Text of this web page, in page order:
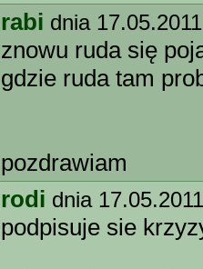
rabi dnia
znowu ruda się
gdzie ruda tam
pozdrawiam
rodi dnia
podpisuje sie